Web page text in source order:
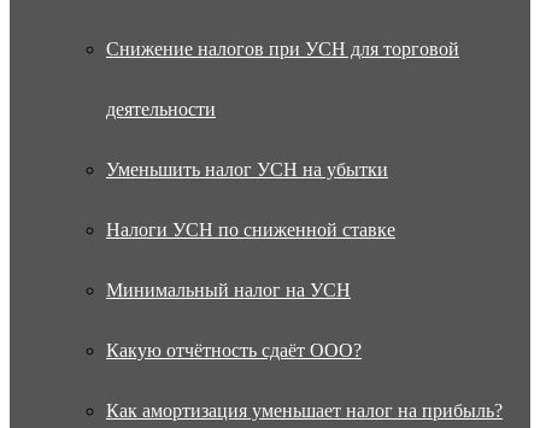
Снижение налогов при УСН для торговой
деятельности
Уменьшить налог УСН на убытки
Налоги УСН по сниженной ставке
Минимальный налог на УСН
Какую отчётность сдаёт ООО?
Как амортизация уменьшает налог на прибыль?